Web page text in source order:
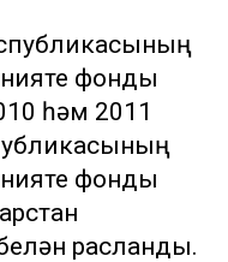
фонды
һәм 2011
фонды
расланды.